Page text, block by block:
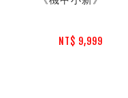
NT$ 9,999